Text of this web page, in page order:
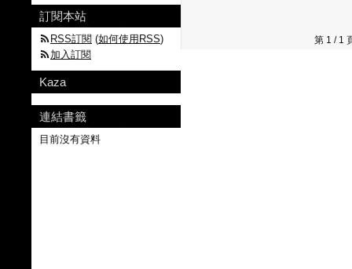
第 1 /
訂閱本站
RSS訂閱 (如何使用RSS)
加入訂閱
Kaza
連結書籤
目前沒有資料